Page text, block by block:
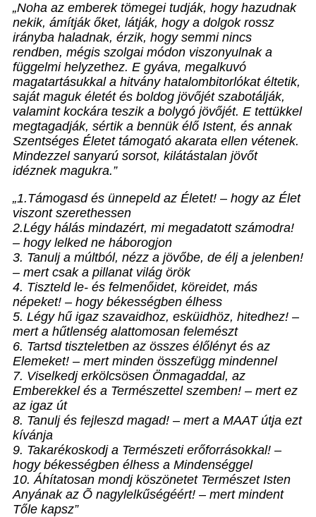
„Noha az emberek tömegei tudják, hogy hazudnak
nekik, ámítják őket, látják, hogy a dolgok rossz
irányba haladnak, érzik, hogy semmi nincs
rendben, mégis szolgai módon viszonyulnak a
függelmi helyzethez. E gyáva, megalkuvó
magatartásukkal a hitvány hatalombitorlókat éltetik,
saját maguk életét és boldog jövőjét szabotálják,
valamint kockára teszik a bolygó jövőjét. E tettükkel
megtagadják, sértik a bennük élő Istent, és annak
Szentséges Életet támogató akarata ellen vétenek.
Mindezzel sanyarú sorsot, kilátástalan jövőt
idéznek magukra.”
„1.Támogasd és ünnepeld az Életet! – hogy az Élet
viszont szerethessen
2.Légy hálás mindazért, mi megadatott számodra!
– hogy lelked ne háborogjon
3. Tanulj a múltból, nézz a jövőbe, de élj a jelenben!
– mert csak a pillanat világ örök
4. Tiszteld le- és felmenőidet, köreidet, más
népeket! – hogy békességben élhess
5. Légy hű igaz szavaidhoz, esküidhöz, hitedhez! –
mert a hűtlenség alattomosan felemészt
6. Tartsd tiszteletben az összes élőlényt és az
Elemeket! – mert minden összefügg mindennel
7. Viselkedj erkölcsösen Önmagaddal, az
Emberekkel és a Természettel szemben! – mert ez
az igaz út
8. Tanulj és fejleszd magad! – mert a MAAT útja ezt
kívánja
9. Takarékoskodj a Természeti erőforrásokkal! –
hogy békességben élhess a Mindenséggel
10. Áhítatosan mondj köszönetet Természet Isten
Anyának az Õ nagylelkűségéért! – mert mindent
Tőle kapsz”